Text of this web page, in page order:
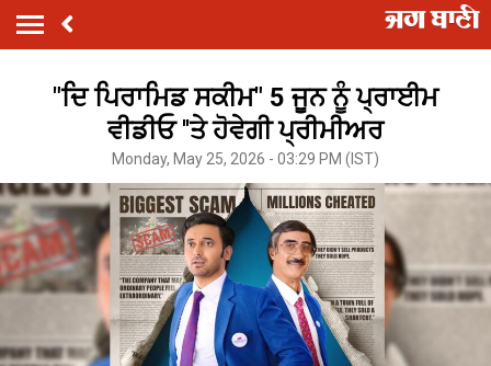
"ਦਿ ਪਿਰਾਮਿਡ ਸਕੀਮ" 5 ਜੂਨ ਨੂੰ ਪ੍ਰਾਈਮ
ਵੀਡੀਓ ''ਤੇ ਹੋਵੇਗੀ ਪ੍ਰੀਮੀਅਰ
Monday, May 25, 2026 - 03:29 PM (IST)